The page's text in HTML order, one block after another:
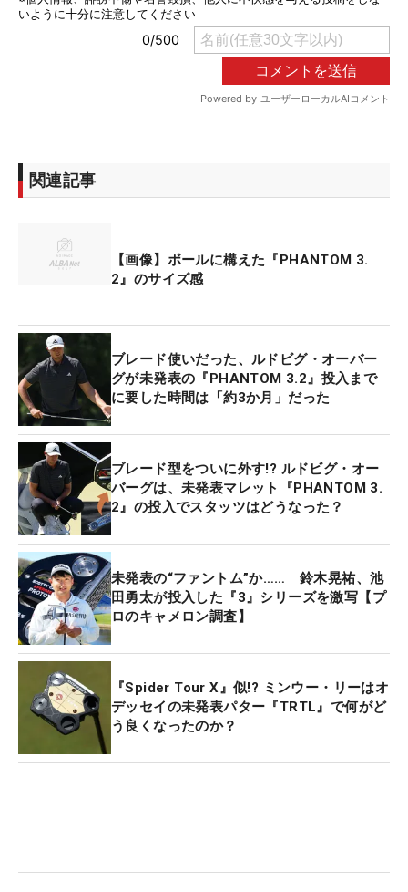
関連記事
【画像】ボールに構えた『PHANTOM 3.
2』のサイズ感
ブレード使いだった、ルドビグ・オーバー
グが未発表の『PHANTOM 3.2』投入まで
に要した時間は「約3か月」だった
ブレード型をついに外す!? ルドビグ・オー
バーグは、未発表マレット『PHANTOM 3.
2』の投入でスタッツはどうなった？
未発表の“ファントム”か…… 鈴木晃祐、池
田勇太が投入した『3』シリーズを激写【プ
ロのキャメロン調査】
『Spider Tour X』似!? ミンウー・リーはオ
デッセイの未発表パター『TRTL』で何がど
う良くなったのか？